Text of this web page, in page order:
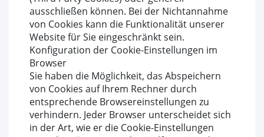
ausschließen können. Bei der Nichtannahme
von Cookies kann die Funktionalität unserer
Website für Sie eingeschränkt sein.
Konfiguration der Cookie-Einstellungen im
Browser
Sie haben die Möglichkeit, das Abspeichern
von Cookies auf Ihrem Rechner durch
entsprechende Browsereinstellungen zu
verhindern. Jeder Browser unterscheidet sich
in der Art, wie er die Cookie-Einstellungen